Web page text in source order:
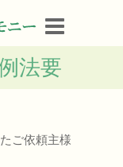
法要
ご依頼主様